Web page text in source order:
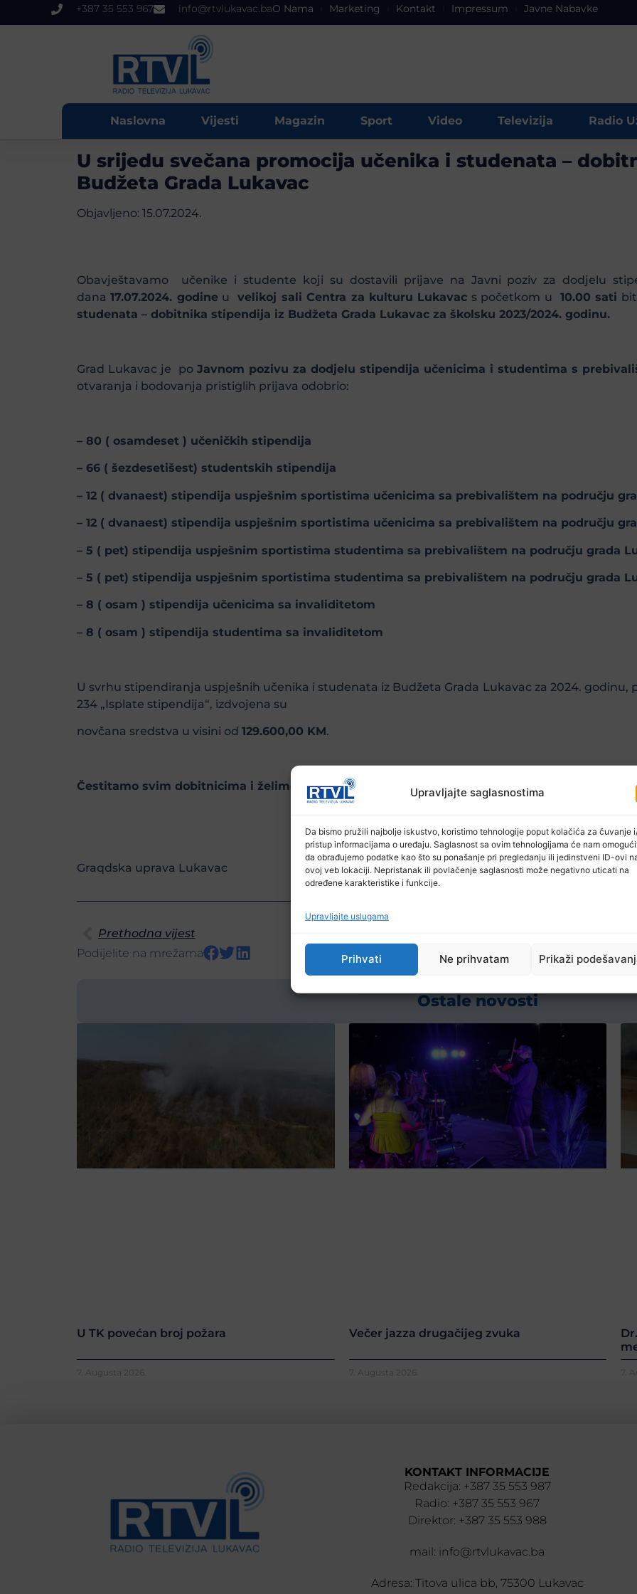
Upravljajte saglasnostima
Da bismo pružili najbolje iskustvo, koristimo tehnologije poput kolačića za čuvanje
pristup informacijama o uređaju. Saglasnost sa ovim tehnologijama će nam
da obrađujemo podatke kao što su ponašanje pri pregledanju ili jedinstveni ID-ovi
ovoj veb lokaciji. Nepristanak ili povlačenje saglasnosti može negativno uticati na
određene karakteristike i funkcije.
Upravljajte uslugama
Prihvati Ne prihvatam Prikaži
+387 35 553 967 info@rtvlukavac.baO Nama Marketing Kontakt Impressum Javne Nabavke
Naslovna Vijesti Magazin Sport Video Televizija Radio
U srijedu svečana promocija učenika i studenata –
Budžeta Grada Lukavac
Objavljeno: 15.07.2024.
Obavještavamo učenike i studente koji su dostavili prijave na Javni poziv za dodjelu
dana17.07.2024. godineuvelikoj sali Centra za kulturu Lukavacs početkom u 10.00 sati
studenata – dobitnika stipendija iz Budžeta Grada Lukavac za školsku 2023/2024. godinu.
Grad Lukavac je po Javnom pozivu za dodjelu stipendija učenicima i studentima s
otvaranja i bodovanja pristiglih prijava odobrio:
– 80 ( osamdeset ) učeničkih stipendija
– 66 ( šezdesetišest) studentskih stipendija
– 12 ( dvanaest) stipendija uspješnim sportistima učenicima sa prebivalištem na području
– 12 ( dvanaest) stipendija uspješnim sportistima učenicima sa prebivalištem na području
– 5 ( pet) stipendija uspješnim sportistima studentima sa prebivalištem na području grada
– 5 ( pet) stipendija uspješnim sportistima studentima sa prebivalištem na području grada
– 8 ( osam ) stipendija učenicima sa invaliditetom
– 8 ( osam ) stipendija studentima sa invaliditetom
U svrhu stipendiranja uspješnih učenika i studenata iz Budžeta Grada Lukavac za 2024. godinu,
234 „Isplate stipendija“, izdvojena su
novčana sredstva u visini od 129.600,00 KM.
Čestitamo svim dobitnicima i želimo im da nastave biti ovako izvrsni i naredne školske
Graqdska uprava Lukavac
Prethodna vijest
Podijelite na mrežama
Ostale novosti
U TK povećan broj požara
7. Augusta 2026.
Večer jazza drugačijeg zvuka
7. Augusta 2026. 7.
KONTAKT INFORMACIJE
Redakcija: +387 35 553 987
Radio: +387 35 553 967
Direktor: +387 35 553 988
mail: info@rtvlukavac.ba
Adresa: Titova ulica bb, 75300 Lukavac